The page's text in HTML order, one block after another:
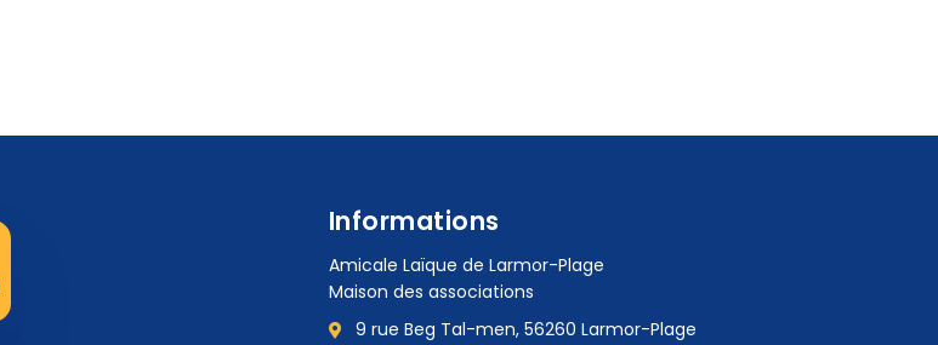
Informations
Amicale Laïque de Larmor-Plage
Maison des associations
9 rue Beg Tal-men, 56260 Larmor-Plage